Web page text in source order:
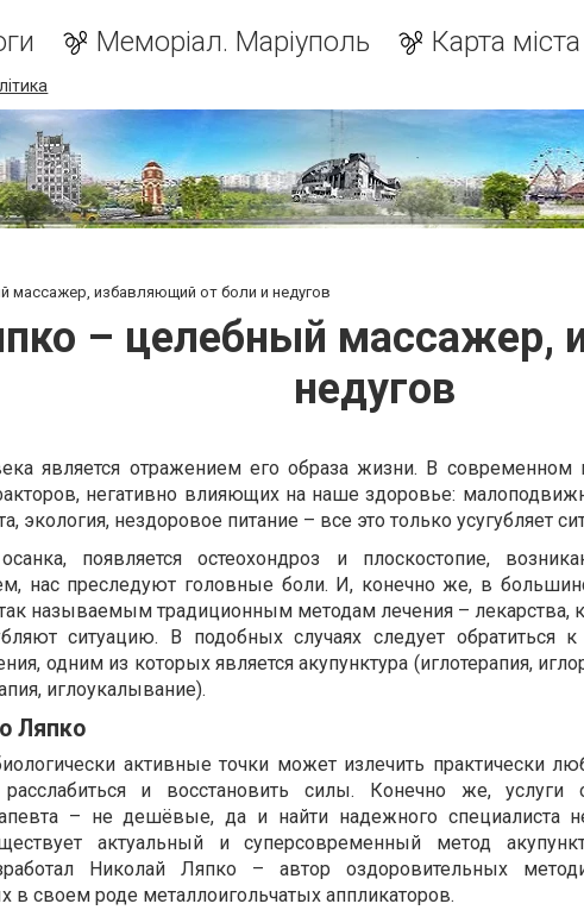
Меморіал. Маріуполь Карта міста
массажер, избавляющий от боли и недугов
– целебный массажер,
недугов
является отражением его образа жизни. В современном
негативно влияющих на наше здоровье:
экология, нездоровое питание – все это только усугубляет
появляется остеохондроз и плоскостопие,
нас преследуют головные боли. И, конечно же, в
называемым традиционным методам лечения – лекарства,
ситуацию. В подобных случаях следует обратиться
одним из которых является акупунктура (иглотерапия,
иглоукалывание).
Ляпко
активные точки может излечить практически
и восстановить силы. Конечно же, услуги
– не дешёвые, да и найти надежного специалиста
актуальный и суперсовременный метод
Николай Ляпко – автор оздоровительных
в своем роде металлоигольчатых аппликаторов.